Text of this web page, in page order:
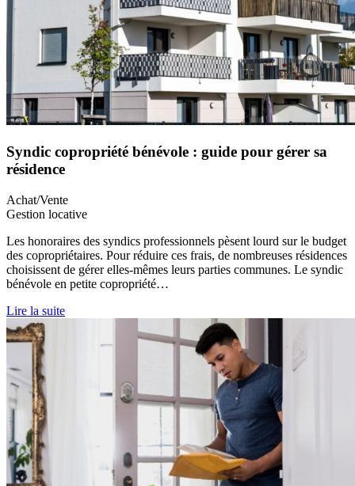
Syndic copropriété bénévole : guide pour gérer sa
résidence
Achat/Vente
Gestion locative
Les honoraires des syndics professionnels pèsent lourd sur le budget
des copropriétaires. Pour réduire ces frais, de nombreuses résidences
choisissent de gérer elles-mêmes leurs parties communes. Le syndic
bénévole en petite copropriété…
Lire la suite